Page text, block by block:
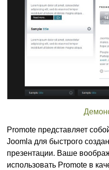
Promote представляет
Joomla для быстрого
презентации. Ваше
использовать Promote в